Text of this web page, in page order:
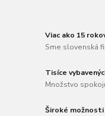
Viac ako 15
Sme slovenská
Tisíce
Množstvo
Široké